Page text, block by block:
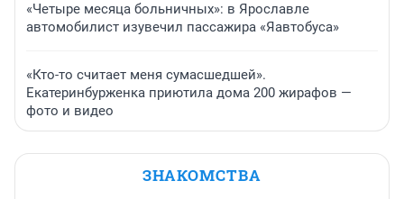
«Четыре месяца больничных»: в Ярославле
автомобилист изувечил пассажира «Яавтобуса»
«Кто-то считает меня сумасшедшей».
Екатеринбурженка приютила дома 200 жирафов —
фото и видео
ЗНАКОМСТВА